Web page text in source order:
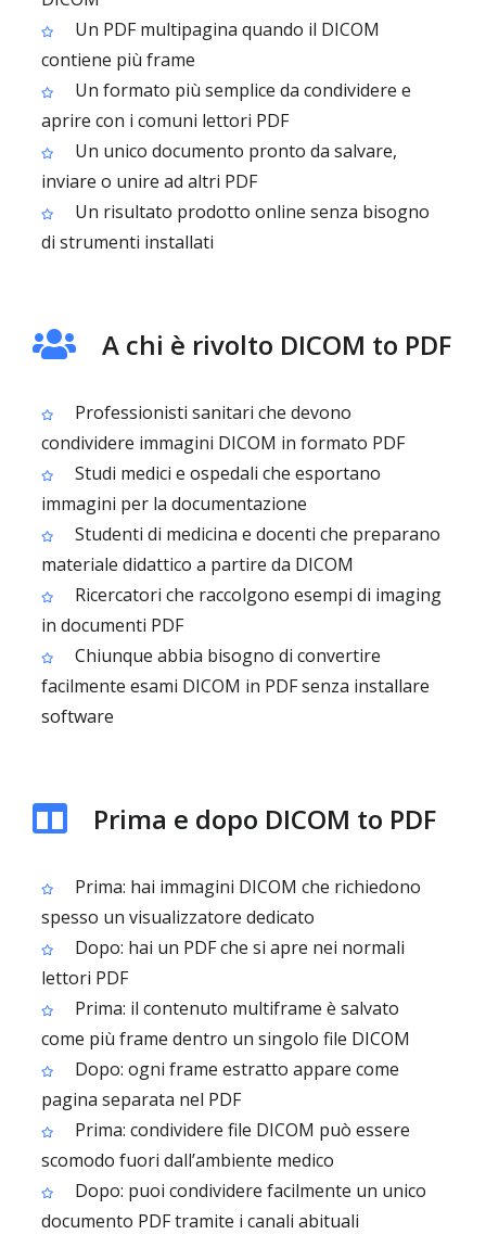
Un PDF multipagina quando il DICOM
contiene più frame
Un formato più semplice da condividere e
aprire con i comuni lettori PDF
Un unico documento pronto da salvare,
inviare o unire ad altri PDF
Un risultato prodotto online senza bisogno
di strumenti installati
A chi è rivolto DICOM to PDF
Professionisti sanitari che devono
condividere immagini DICOM in formato PDF
Studi medici e ospedali che esportano
immagini per la documentazione
Studenti di medicina e docenti che preparano
materiale didattico a partire da DICOM
Ricercatori che raccolgono esempi di imaging
in documenti PDF
Chiunque abbia bisogno di convertire
facilmente esami DICOM in PDF senza installare
software
Prima e dopo DICOM to PDF
Prima: hai immagini DICOM che richiedono
spesso un visualizzatore dedicato
Dopo: hai un PDF che si apre nei normali
lettori PDF
Prima: il contenuto multiframe è salvato
come più frame dentro un singolo file DICOM
Dopo: ogni frame estratto appare come
pagina separata nel PDF
Prima: condividere file DICOM può essere
scomodo fuori dall’ambiente medico
Dopo: puoi condividere facilmente un unico
documento PDF tramite i canali abituali